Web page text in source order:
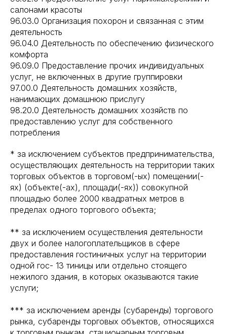
салонами красоты
96.03.0 Организация похорон и связанная с этим
деятельность
96.04.0 Деятельность по обеспечению физического
комфорта
96.09.0 Предоставление прочих индивидуальных
услуг, не включенных в другие группировки
97.00.0 Деятельность домашних хозяйств,
нанимающих домашнюю прислугу
98.20.0 Деятельность домашних хозяйств по
предоставлению услуг для собственного
потребления
* за исключением субъектов предпринимательства,
осуществляющих деятельность на территории таких
торговых объектов в торговом(-ых) помещении(-
ях) (объекте(-ах), площади(-ях)) совокупной
площадью более 2000 квадратных метров в
пределах одного торгового объекта;
** за исключением осуществления деятельности
двух и более налогоплательщиков в сфере
предоставления гостиничных услуг на территории
одной гос- 13 тиницы или отдельно стоящего
нежилого здания, в которых оказываются такие
услуги;
*** за исключением аренды (субаренды) торгового
рынка, субаренды торговых объектов, относящихся